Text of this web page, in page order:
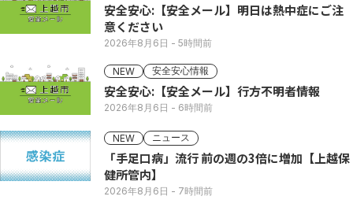
安全安心:【安全メール】明日は熱中症にご注
意ください
2026年8月6日 - 5時間前
NEW 安全安心情報
安全安心:【安全メール】行方不明者情報
2026年8月6日 - 6時間前
NEW ニュース
「手足口病」流行 前の週の3倍に増加【上越保
健所管内】
2026年8月6日 - 7時間前